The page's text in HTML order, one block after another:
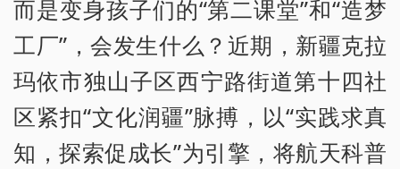
而是变身孩子们的“第二课堂”和“造梦
工厂”，会发生什么？近期，新疆克拉
玛依市独山子区西宁路街道第十四社
区紧扣“文化润疆”脉搏，以“实践求真
知，探索促成长”为引擎，将航天科普